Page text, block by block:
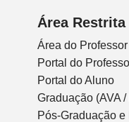
Área Restrita
Área do Professor
Portal do
Portal do Aluno
Graduação (AVA
Pós-Graduação e